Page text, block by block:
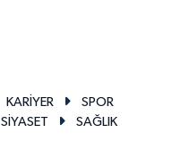
KARİYER
SPOR
SİYASET
SAĞLIK